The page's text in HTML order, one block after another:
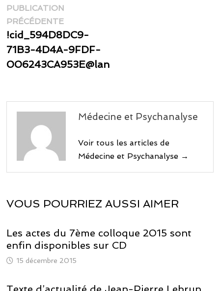
Navigation
de
l’article
PUBLICATION
PRÉCÉDENTEPublication
précédente :
!cid_594D8DC9-
71B3-4D4A-9FDF-
006243CA953E@lan
Médecine et Psychanalyse
Voir tous les articles de
Médecine et Psychanalyse →
VOUS POURRIEZ AUSSI AIMER
Les actes du 7ème colloque 2015 sont
enfin disponibles sur CD
15 décembre 2015